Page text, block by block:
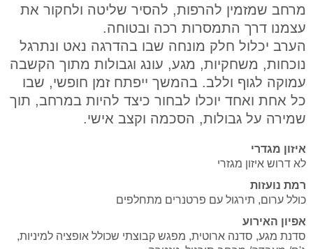
מרחב שמזמין להרפות, להסיר שליטה ולחקור את
עצמנו דרך התמסרות רכה ובטוחה.
הערב יכלול חלק מונחה שבו בהדרגה נאט ונתרגל
נוכחות, משחקיות, מגע, עונג וגבולות מתוך הקשבה
עמוקה לגוף וללב. בהמשך ייפתח זמן חופשי, שבו
כל אחת ואחד יוכלו לבחור כיצד להיות במרחב, תוך
שמירה על גבולות, הסכמה וקצב אישי.
איזון מגדרי
לא דרוש איזון מגזרי
רמת נועזות
כולל ערום, תירגול עם פרטנרים מתחלפים
אפיון האירוע
סדנת מגע, סדנה ארוטית, מפגש קבוצתי שכולל אופציה למיניות,